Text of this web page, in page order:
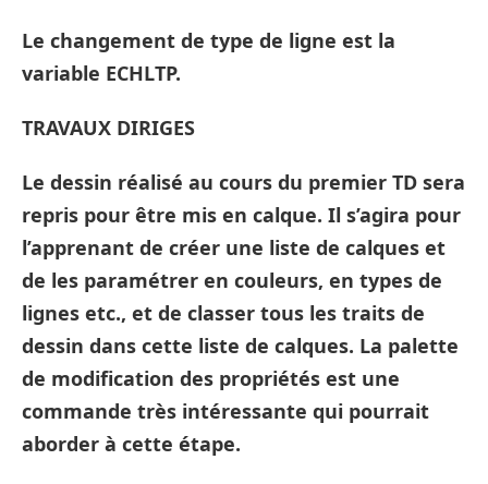
Le changement de type de ligne est la
variable ECHLTP.
TRAVAUX DIRIGES
Le dessin réalisé au cours du premier TD sera
repris pour être mis en calque. Il s’agira pour
l’apprenant de créer une liste de calques et
de les paramétrer en couleurs, en types de
lignes etc., et de classer tous les traits de
dessin dans cette liste de calques. La palette
de modification des propriétés est une
commande très intéressante qui pourrait
aborder à cette étape.